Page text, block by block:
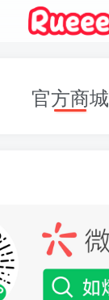
官方商城